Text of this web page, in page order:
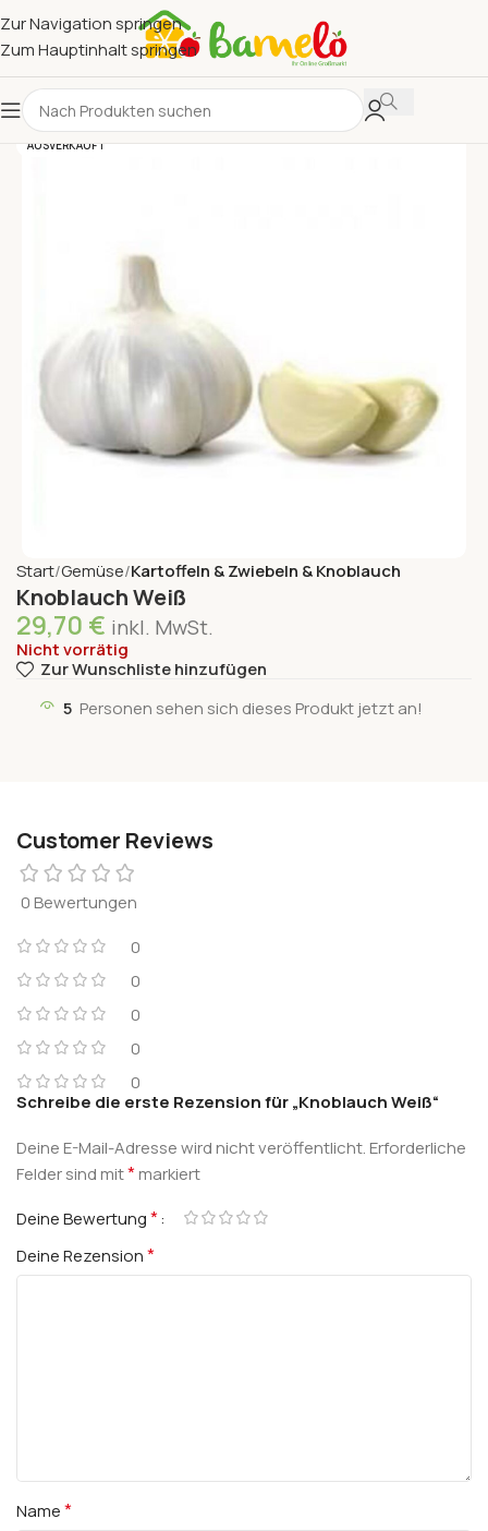
Zur Navigation springen
Zum Hauptinhalt springen
AUSVERKAUFT
Start Gemüse Kartoffeln & Zwiebeln & Knoblauch
Knoblauch Weiß
29,70 € inkl. MwSt.
Nicht vorrätig
Zur Wunschliste hinzufügen
5 Personen sehen sich dieses Produkt jetzt an!
Customer Reviews
0 Bewertungen
0
0
0
0
0
Schreibe die erste Rezension für „Knoblauch Weiß“
Deine E-Mail-Adresse wird nicht veröffentlicht.Erforderliche
Felder sind mit*markiert
Deine Bewertung*
Deine Rezension*
Name*